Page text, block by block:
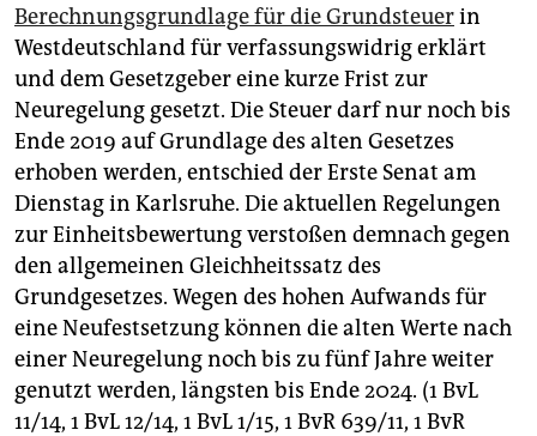
unterstützen
abo
genossenschaft
epaper login
Berechnungsgrundlage für die Grundsteuerin
Westdeutschland für verfassungswidrig erklärt
und dem Gesetzgeber eine kurze Frist zur
Neuregelung gesetzt. Die Steuer darf nur noch bis
Ende 2019 auf Grundlage des alten Gesetzes
erhoben werden, entschied der Erste Senat am
Dienstag in Karlsruhe. Die aktuellen Regelungen
zur Einheitsbewertung verstoßen demnach gegen
den allgemeinen Gleichheitssatz des
Grundgesetzes. Wegen des hohen Aufwands für
eine Neufestsetzung können die alten Werte nach
einer Neuregelung noch bis zu fünf Jahre weiter
genutzt werden, längsten bis Ende 2024. (1 BvL
11/14, 1 BvL 12/14, 1 BvL 1/15, 1 BvR 639/11, 1 BvR